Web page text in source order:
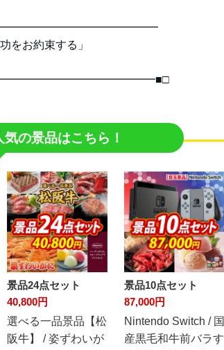
をお約束する」
気の景品はこちら！
景品24点セット
40,800円
選べる一品景品【松
阪牛】 / 姿ずわいが
景品10点セット
87,000円
Nintendo Switch / 国
産黒毛和牛前バラす